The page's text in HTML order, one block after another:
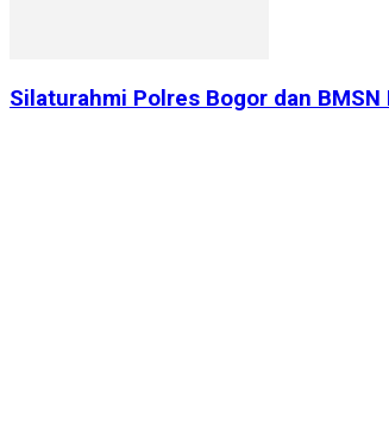
Silaturahmi Polres Bogor dan